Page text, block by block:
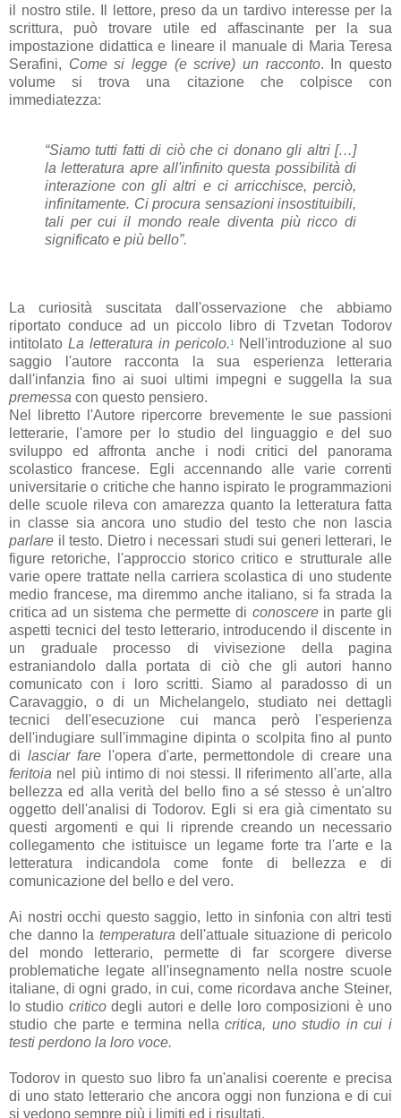
il nostro stile. Il lettore, preso da un tardivo interesse per la
scrittura, può trovare utile ed affascinante per la sua
impostazione didattica e lineare il manuale di Maria Teresa
Serafini, Come si legge (e scrive) un racconto. In questo
volume si trova una citazione che colpisce con
immediatezza:
“Siamo tutti fatti di ciò che ci donano gli altri […]
la letteratura apre all'infinito questa possibilità di
interazione con gli altri e ci arricchisce, perciò,
infinitamente. Ci procura sensazioni insostituibili,
tali per cui il mondo reale diventa più ricco di
significato e più bello”.
La curiosità suscitata dall'osservazione che abbiamo
riportato conduce ad un piccolo libro di Tzvetan Todorov
intitolato La letteratura in pericolo.1
Nell'introduzione al suo
saggio l'autore racconta la sua esperienza letteraria
dall'infanzia fino ai suoi ultimi impegni e suggella la sua
premessa con questo pensiero.
Nel
libretto l'Autore ripercorre brevemente le sue passioni
letterarie, l'amore per lo studio del linguaggio e del suo
sviluppo ed affronta anche i nodi critici del panorama
scolastico francese. Egli accennando alle varie correnti
universitarie o critiche che hanno ispirato le programmazioni
delle scuole rileva con amarezza quanto la letteratura fatta
in classe sia ancora uno studio del testo che non lascia
parlare il testo. Dietro i necessari studi sui generi letterari, le
figure retoriche, l'approccio storico critico e strutturale alle
varie opere trattate nella carriera scolastica di uno studente
medio francese, ma diremmo anche italiano, si fa strada la
critica ad un sistema che permette di conoscerein parte gli
aspetti tecnici del testo letterario, introducendo il discente in
un graduale processo di vivisezione della pagina
estraniandolo dalla portata di ciò che gli autori hanno
comunicato con i loro scritti. Siamo al paradosso di un
Caravaggio, o di un Michelangelo, studiato nei dettagli
tecnici dell'esecuzione cui manca però l'esperienza
dell'indugiare sull'immagine dipinta o scolpita fino al punto
di lasciar farel'opera d'arte, permettondole di creare una
feritoia nel più intimo di noi stessi. Il riferimento all'arte, alla
bellezza ed alla verità del bello fino a sé stesso è un'altro
oggetto dell'analisi di Todorov. Egli si era già cimentato su
questi argomenti e qui li riprende creando un necessario
collegamento che istituisce un legame forte tra l'arte e la
letteratura indicandola come fonte di bellezza e di
comunicazione del bello e del vero.
Ai nostri occhi questo saggio, letto in sinfonia con altri testi
che danno la temperaturadell'attuale situazione di pericolo
del mondo letterario, permette di far scorgere diverse
problematiche legate all'insegnamento nella nostre scuole
italiane, di ogni grado, in cui, come ricordava anche Steiner,
lo studio criticodegli autori e delle loro composizioni è uno
studio che parte e termina nellacritica, uno studio in cui i
testi perdono la loro voce.
Todorov in questo suo libro fa un'analisi coerente e precisa
di uno stato letterario che ancora oggi non funziona e di cui
si vedono sempre più i limiti ed i risultati.